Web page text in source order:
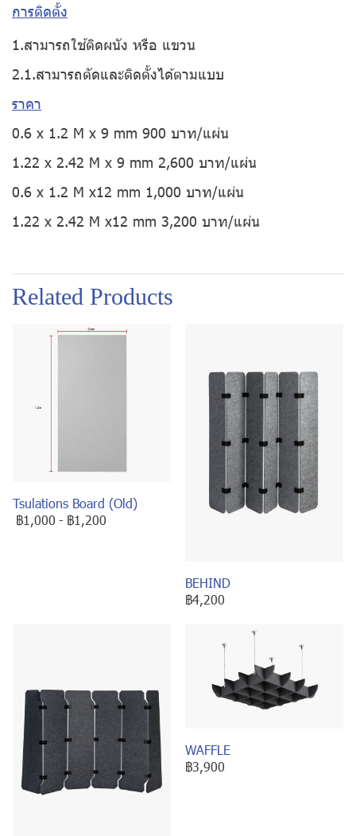
การติดตั้ง
1.สามารถใช้ติดผนัง หรือ แขวน
2.1.สามารถตัดและติดตั้งได้ตามแบบ
ราคา
0.6 x 1.2 M x 9 mm 900 บาท/แผ่น
1.22 x 2.42 M x 9 mm 2,600 บาท/แผ่น
0.6 x 1.2 M x12 mm 1,000 บาท/แผ่น
1.22 x 2.42 M x12 mm 3,200 บาท/แผ่น
Related Products
Tsulations Board (Old)
฿1,000 - ฿1,200
BEHIND
฿4,200
WAFFLE
฿3,900